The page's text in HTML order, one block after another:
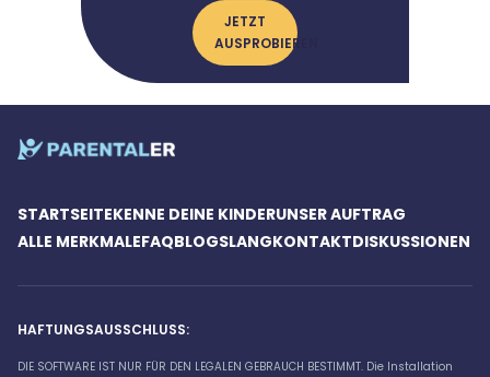
JETZT
AUSPROBIEREN
STARTSEITEKENNE DEINE KINDERUNSER AUFTRAG
ALLE MERKMALEFAQBLOGSLANGKONTAKTDISKUSSIONEN
HAFTUNGSAUSSCHLUSS:
DIE SOFTWARE IST NUR FÜR DEN LEGALEN GEBRAUCH BESTIMMT. Die Installation